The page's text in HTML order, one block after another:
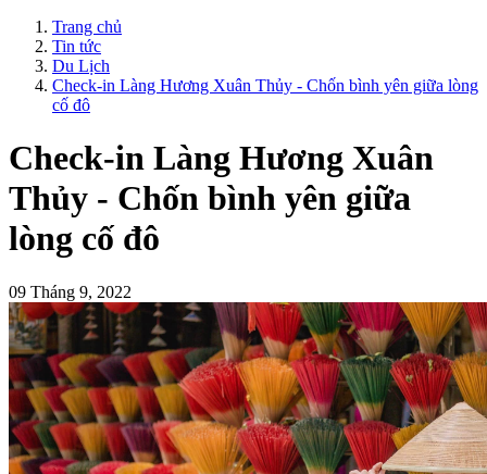
Trang chủ
Tin tức
Du Lịch
Check-in Làng Hương Xuân Thủy - Chốn bình yên giữa lòng
cố đô
Check-in Làng Hương Xuân
Thủy - Chốn bình yên giữa
lòng cố đô
09 Tháng 9, 2022